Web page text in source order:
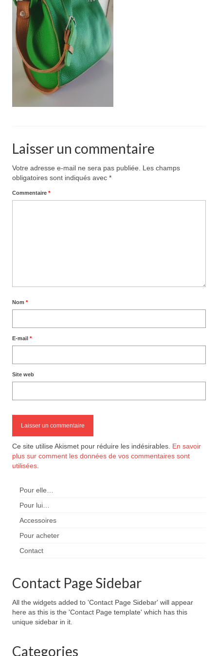
Pour acheter
Contact
Laisser un commentaire
Votre adresse e-mail ne sera pas publiée.
Les champs
obligatoires sont indiqués avec *
Commentaire *
Nom *
E-mail *
Site web
Ce site utilise Akismet pour réduire les indésirables. En savoir
plus sur comment les données de vos commentaires sont
utilisées
Pour elle…
Pour lui…
Accessoires
Pour acheter
Contact
Contact Page Sidebar
All the widgets added to 'Contact Page Sidebar' will appear
here as this is the 'Contact Page template' which has this
unique sidebar in it.
Categories